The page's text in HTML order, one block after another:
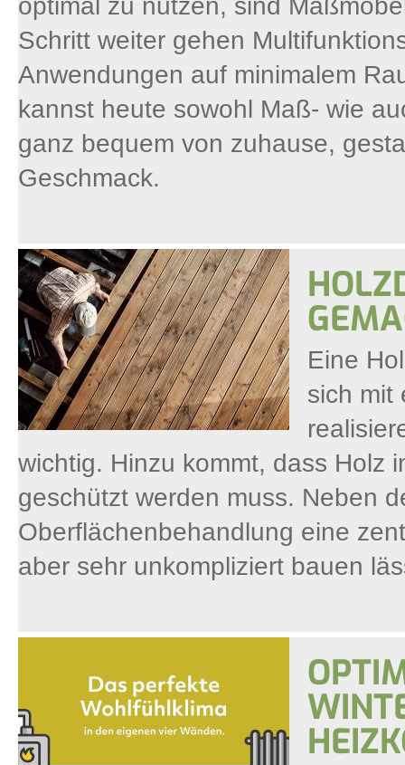
Schritt weiter gehen
Anwendungen auf minimalem
kannst heute sowohl Maß- wie
ganz bequem von zuhause,
Geschmack.
Eine
sich mit
wichtig. Hinzu kommt, dass Holz
geschützt werden muss. Neben
Oberflächenbehandlung eine
aber sehr unkompliziert bauen